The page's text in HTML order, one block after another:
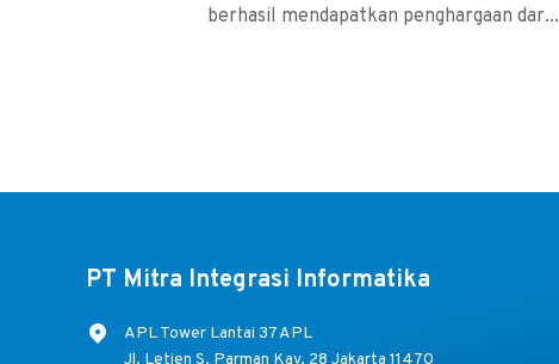
berhasil mendapatkan penghargaan dar...
PT Mitra Integrasi Informatika
APL Tower Lantai 37 APL
Jl. Letjen S. Parman Kav. 28 Jakarta 11470